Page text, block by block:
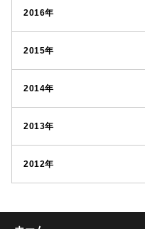
2016年
2015年
2014年
2013年
2012年